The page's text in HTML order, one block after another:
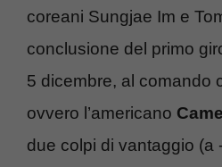
coreani Sungjae Im e
conclusione del primo
5 dicembre, al comando
ovvero l’americano
due colpi di vantaggio (a